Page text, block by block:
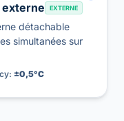
EXTERNE
détachable
simultanées sur
±0,5°C